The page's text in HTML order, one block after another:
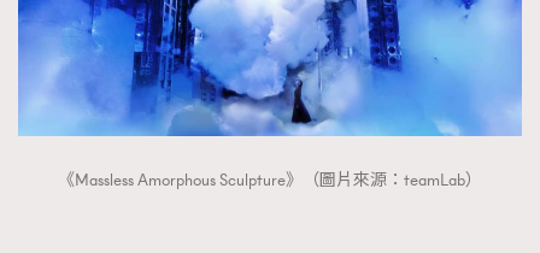
《Massless Amorphous Sculpture》（圖片來源：teamLab）